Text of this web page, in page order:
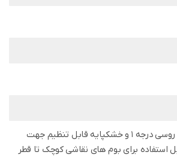
سه پایه مینی چوب روسی درجه 1 و خشکپایه قابل تنظیم جهت
استفاده برای بوم های نقاشی کوچک تا قطر